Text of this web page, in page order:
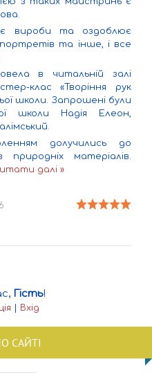
вироби та оздоблює
та інше, і все
в читальній залі
клас «Творіння рук
школи. Запрошені були
школи Надія Елеон,
долучились до
матеріалів.
далі »
, Гість!
Вхід
САЙТІ